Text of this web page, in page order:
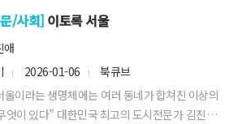
/사회] 이토록 서울
애
2026-01-06
북큐브
울이라는 생명체에는 여러 동네가 합쳐진 이상의
엇이 있다” 대한민국 최고의 도시전문가 김진애